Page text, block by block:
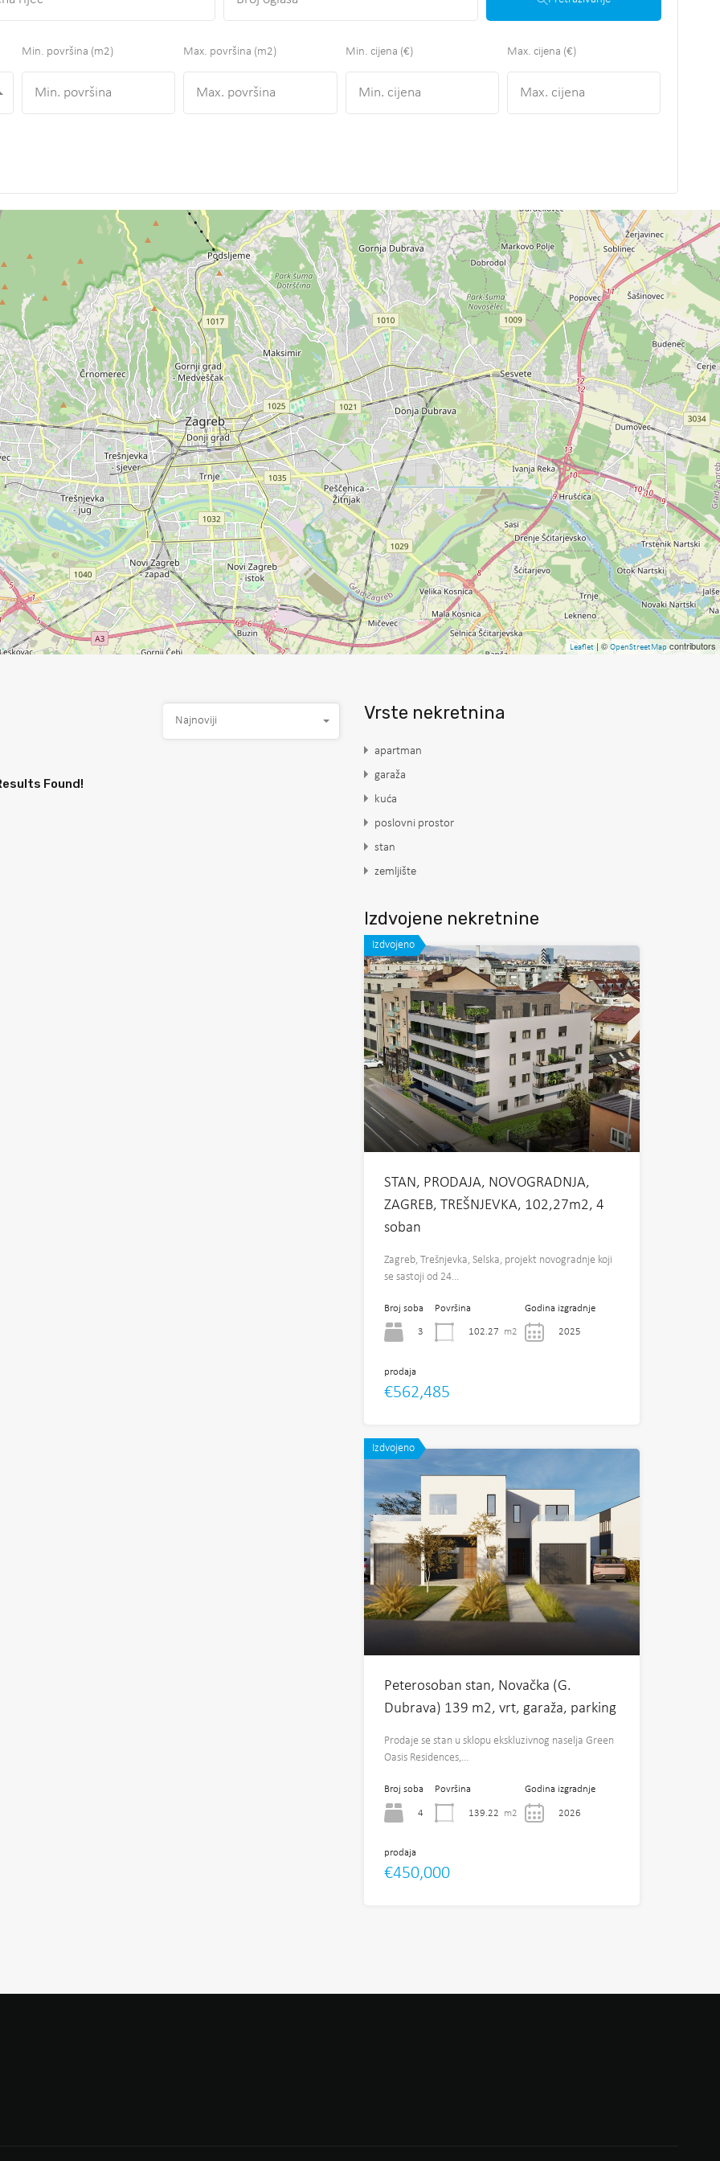
Min. površina (m2) Max. površina (m2) Min. cijena (€) Max. cijena (€)
Leaflet| © OpenStreetMap contributors
Najnoviji
Found!
Vrste nekretnina
apartman
garaža
kuća
poslovni prostor
stan
zemljište
Izdvojene nekretnine
Izdvojeno
STAN, PRODAJA, NOVOGRADNJA,
ZAGREB, TREŠNJEVKA, 102,27m2, 4
soban
Zagreb, Trešnjevka, Selska, projekt novogradnje koji
se sastoji od 24…
Broj soba
3
Površina
102.27 m2
Godina izgradnje
2025
prodaja
€562,485
Izdvojeno
Peterosoban stan, Novačka (G.
Dubrava) 139 m2, vrt, garaža, parking
Prodaje se stan u sklopu ekskluzivnog naselja Green
Oasis Residences,…
Broj soba
4
Površina
139.22 m2
Godina izgradnje
2026
prodaja
€450,000